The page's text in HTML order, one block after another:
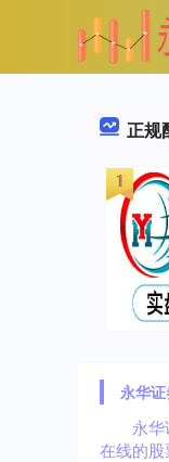
正规
永华
永
在线的